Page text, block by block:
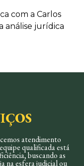
com a Carlos
análise jurídica
atendimento
qualificada está
buscando as
na esfera judicial ou